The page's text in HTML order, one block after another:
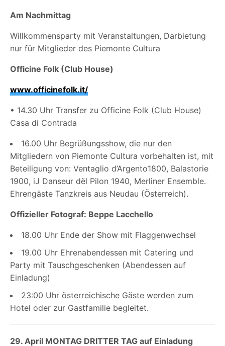
Am Nachmittag
Willkommensparty mit Veranstaltungen, Darbietung
nurfür Mitglieder des Piemonte Cultura
Officine Folk (Club House)
www.officinefolk.it/
• 14.30 Uhr Transfer zu Officine Folk (Club House)
Casa di Contrada
16.00 Uhr Begrüßungsshow, die nur den
Mitgliedern von Piemonte Cultura vorbehalten ist, mit
Beteiligung von: Ventaglio d’Argento1800, Balastorie
1900, iJ Danseur dël Pilon 1940, Merliner Ensemble.
Ehrengäste Tanzkreis aus Neudau (Österreich).
Offizieller Fotograf: Beppe Lacchello
18.00 Uhr Ende der Show mit Flaggenwechsel
19.00 Uhr Ehrenabendessen mit Catering und
Party mit Tauschgeschenken (Abendessen auf
Einladung)
23:00 Uhr österreichische Gäste werden zum
Hotel oder zur Gastfamilie begleitet.
29. April MONTAG DRITTER TAG auf Einladung